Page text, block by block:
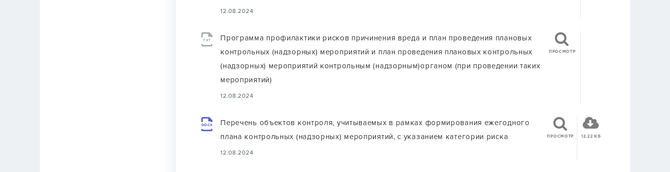
12.08.2024
TXT
Программа профилактики рисков причинения вреда и план проведения плановых
контрольных (надзорных) мероприятий и план проведения плановых контрольных
(надзорных) мероприятий контрольным (надзорным)органом (при проведении таких
мероприятий)
12.08.2024
ПРОСМОТР
DOCX
Перечень объектов контроля, учитываемых в рамках формирования ежегодного
плана контрольных (надзорных) мероприятий, с указанием категории риска
12.08.2024
ПРОСМОТР 12.22 КБ